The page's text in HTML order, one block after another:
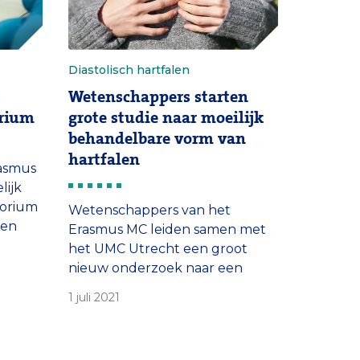
Diastolisch hartfalen
Wetenschappers starten
grote studie naar moeilijk
behandelbare vorm van
hartfalen
Wetenschappers van het
Erasmus MC leiden samen met
het UMC Utrecht een groot
nieuw onderzoek naar een
van hartfalen. Doel van het
1 juli 2021